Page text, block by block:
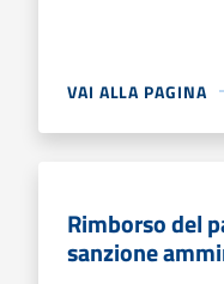
VAI ALLA PAGINA
Rimborso del
sanzione